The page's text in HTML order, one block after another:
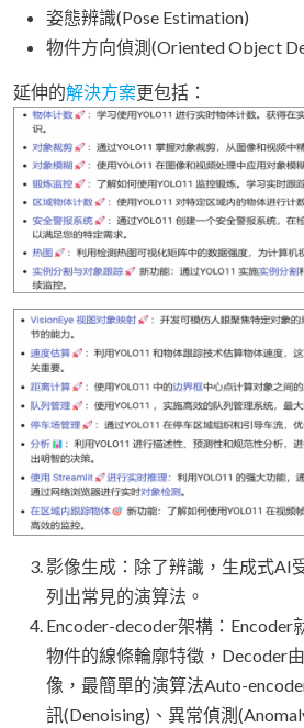
姿態辨識(Pose Estimation)
物件方向偵測(Oriented Object
延伸的解決方案更包括：
影像生成：除了辨識，生成式AI
列出常見的演算法。
Encoder-decoder架構：
物件的線條輪廓特徵，Decoder
像，最簡單的演算法Auto-
訊(Denoising)、異常偵測